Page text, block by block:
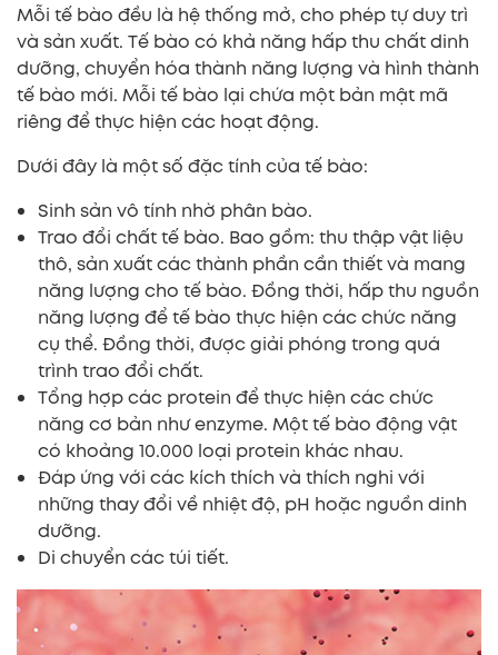
Mỗi tế bào đều là hệ thống mở, cho phép tự duy trì
và sản xuất. Tế bào có khả năng hấp thu chất dinh
dưỡng, chuyển hóa thành năng lượng và hình thành
tế bào mới. Mỗi tế bào lại chứa một bản mật mã
riêng để thực hiện các hoạt động.
Dưới đây là một số đặc tính của tế bào:
Sinh sản vô tính nhờ phân bào.
Trao đổi chất tế bào. Bao gồm: thu thập vật liệu
thô, sản xuất các thành phần cần thiết và mang
năng lượng cho tế bào. Đồng thời, hấp thu nguồn
năng lượng để tế bào thực hiện các chức năng
cụ thể. Đồng thời, được giải phóng trong quá
trình trao đổi chất.
Tổng hợp các protein để thực hiện các chức
năng cơ bản như enzyme. Một tế bào động vật
có khoảng 10.000 loại protein khác nhau.
Đáp ứng với các kích thích và thích nghi với
những thay đổi về nhiệt độ, pH hoặc nguồn dinh
dưỡng.
Di chuyển các túi tiết.